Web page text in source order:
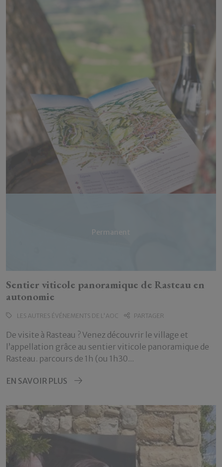
Permanent
Sentier viticole panoramique de Rasteau en
autonomie
LES AUTRES ÉVÉNEMENTS DE L'AOC PARTAGER
De visite à Rasteau ? Venez découvrir le village et
l’appellation grâce au sentier viticole panoramique de
Rasteau. parcours de 1h (ou 1h30...
EN SAVOIR PLUS